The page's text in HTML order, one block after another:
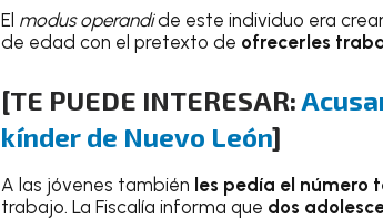
El modus operandide este individuo era
de edad con el pretexto de ofrecerles
[TE PUEDE INTERESAR:
kínder de Nuevo León]
A las jóvenes también les pedía el número
trabajo. La Fiscalía informa que dos